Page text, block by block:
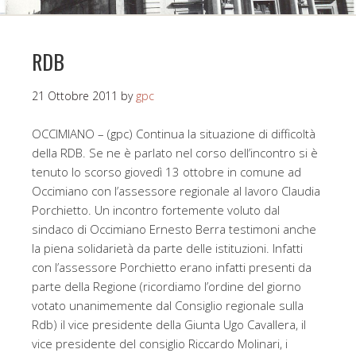
RDB
21 Ottobre 2011 by gpc
OCCIMIANO – (gpc) Continua la situazione di difficoltà
della RDB. Se ne è parlato nel corso dell’incontro si è
tenuto lo scorso giovedì 13 ottobre in comune ad
Occimiano con l’assessore regionale al lavoro Claudia
Porchietto. Un incontro fortemente voluto dal
sindaco di Occimiano Ernesto Berra testimoni anche
la piena solidarietà da parte delle istituzioni. Infatti
con l’assessore Porchietto erano infatti presenti da
parte della Regione (ricordiamo l’ordine del giorno
votato unanimemente dal Consiglio regionale sulla
Rdb) il vice presidente della Giunta Ugo Cavallera, il
vice presidente del consiglio Riccardo Molinari, i